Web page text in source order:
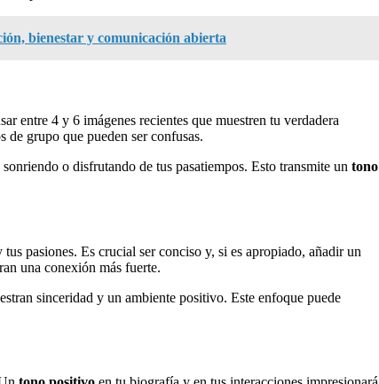
bienestar y comunicación abierta
entre 4 y 6 imágenes recientes que muestren tu verdadera
de grupo que pueden ser confusas.
o disfrutando de tus pasatiempos. Esto transmite un tono
tus pasiones. Es crucial ser conciso y, si es apropiado, añadir un
una conexión más fuerte.
sinceridad y un ambiente positivo. Este enfoque puede